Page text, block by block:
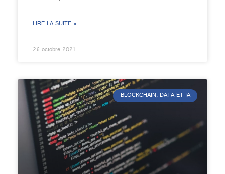
LIRE LA SUITE »
26 octobre 2021
BLOCKCHAIN, DATA ET IA